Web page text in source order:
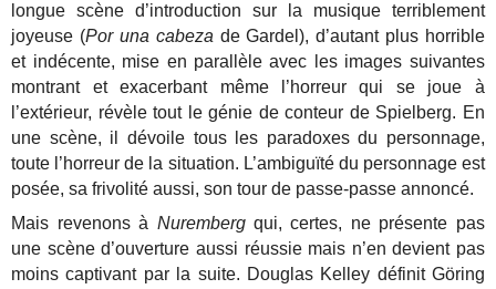
longue scène d’introduction sur la musique terriblement
joyeuse (Por una cabeza de Gardel), d’autant plus horrible
et indécente, mise en parallèle avec les images suivantes
montrant et exacerbant même l’horreur qui se joue à
l’extérieur, révèle tout le génie de conteur de Spielberg. En
une scène, il dévoile tous les paradoxes du personnage,
toute l’horreur de la situation. L’ambiguïté du personnage est
posée, sa frivolité aussi, son tour de passe-passe annoncé.
Mais revenons à Nurembergqui, certes, ne présente pas
une scène d’ouverture aussi réussie mais n’en devient pas
moins captivant par la suite. Douglas Kelley définit Göring